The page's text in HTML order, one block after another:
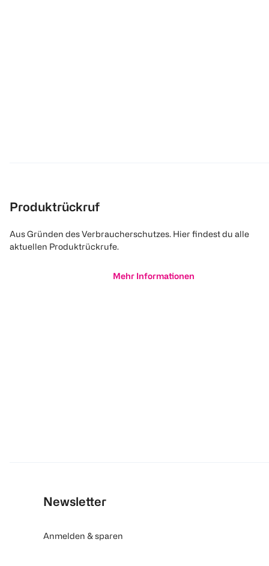
Produktrückruf
Aus Gründen des Verbraucherschutzes. Hier findest du alle
aktuellen Produktrückrufe.
Mehr Informationen
Newsletter
Anmelden & sparen